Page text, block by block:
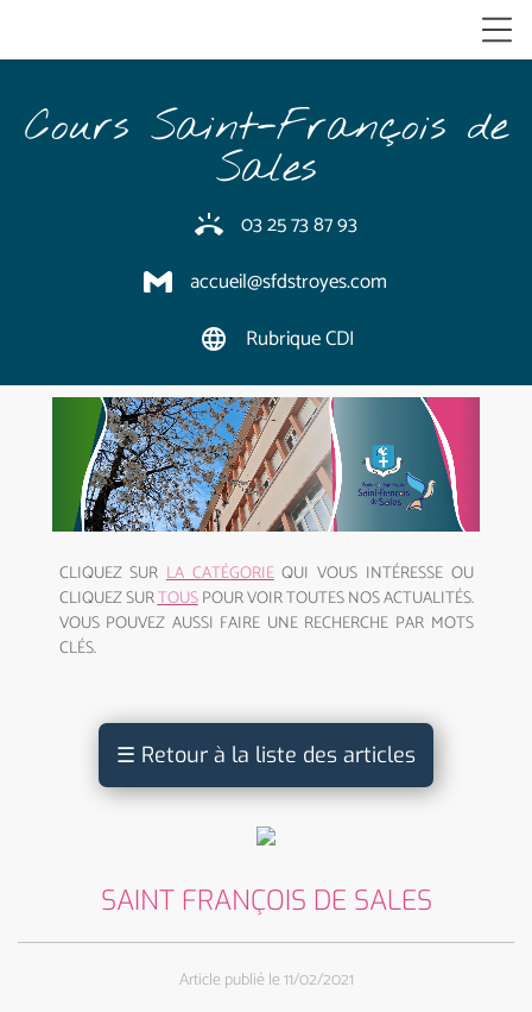
Cours Saint-François de
Sales
ring_volume
03 25 73 87 93
accueil@sfdstroyes.com
language Rubrique CDI
CLIQUEZ SUR LA CATÉGORIEQUI VOUS INTÉRESSE OU
CLIQUEZ SURTOUSPOUR VOIR TOUTES NOS ACTUALITÉS.
VOUS POUVEZ AUSSI FAIRE UNE RECHERCHE PAR MOTS
CLÉS.
☰ Retour à la liste des articles
SAINT FRANÇOIS DE SALES
Article publié le 11/02/2021